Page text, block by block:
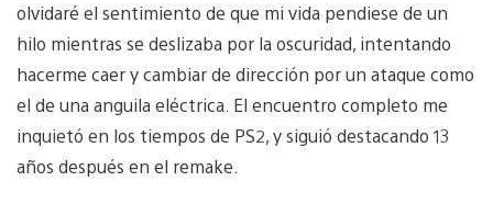
olvidaré el sentimiento de que mi vida pendiese de un
hilo mientras se deslizaba por la oscuridad, intentando
hacerme caer y cambiar de dirección por un ataque como
el de una anguila eléctrica. El encuentro completo me
inquietó en los tiempos de PS2, y siguió destacando 13
años después en el remake.